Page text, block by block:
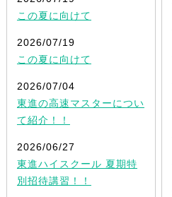
この夏に向けて
2026/07/19
この夏に向けて
2026/07/04
東進の高速マスターについ
て紹介！！
2026/06/27
東進ハイスクール 夏期特
別招待講習！！